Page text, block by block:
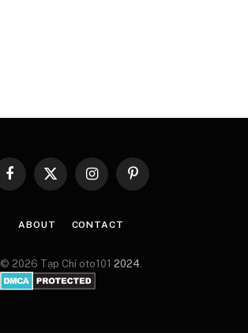
Facebook
X
InstagramPinterest
ABOUT CONTACT
© 2026 Tạp Chí oto101 2024